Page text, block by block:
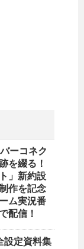
ーコネク
を綴る！
」新約設
作を記念
ム実況番
配信！
設定資料集